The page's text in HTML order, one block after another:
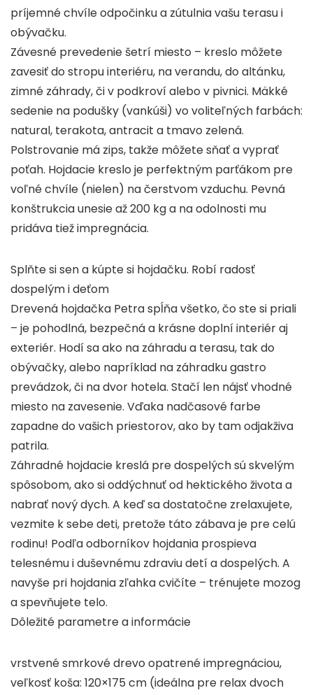
o
k
p e
príjemné chvíle odpočinku a zútulnia vašu terasu i
obývačku.
Závesné prevedenie šetrí miesto – kreslo môžete
zavesiť do stropu interiéru, na verandu, do altánku,
zimné záhrady, či v podkroví alebo v pivnici. Mäkké
sedenie na podušky (vankúši) vo voliteľných farbách:
natural, terakota, antracit a tmavo zelená.
Polstrovanie má zips, takže môžete sňať a vyprať
poťah. Hojdacie kreslo je perfektným parťákom pre
voľné chvíle (nielen) na čerstvom vzduchu. Pevná
konštrukcia unesie až 200 kg a na odolnosti mu
pridáva tiež impregnácia.
Splňte si sen a kúpte si hojdačku. Robí radosť
dospelým i deťom
Drevená hojdačka Petra spĺňa všetko, čo ste si priali
– je pohodlná, bezpečná a krásne doplní interiér aj
exteriér. Hodí sa ako na záhradu a terasu, tak do
obývačky, alebo napríklad na záhradku gastro
prevádzok, či na dvor hotela. Stačí len nájsť vhodné
miesto na zavesenie. Vďaka nadčasové farbe
zapadne do vašich priestorov, ako by tam odjakživa
patrila.
Záhradné hojdacie kreslá pre dospelých sú skvelým
spôsobom, ako si oddýchnuť od hektického života a
nabrať nový dych. A keď sa dostatočne zrelaxujete,
vezmite k sebe deti, pretože táto zábava je pre celú
rodinu! Podľa odborníkov hojdania prospieva
telesnému i duševnému zdraviu detí a dospelých. A
navyše pri hojdania zľahka cvičíte – trénujete mozog
a spevňujete telo.
Dôležité parametre a informácie
vrstvené smrkové drevo opatrené impregnáciou,
veľkosť koša: 120×175 cm (ideálna pre relax dvoch